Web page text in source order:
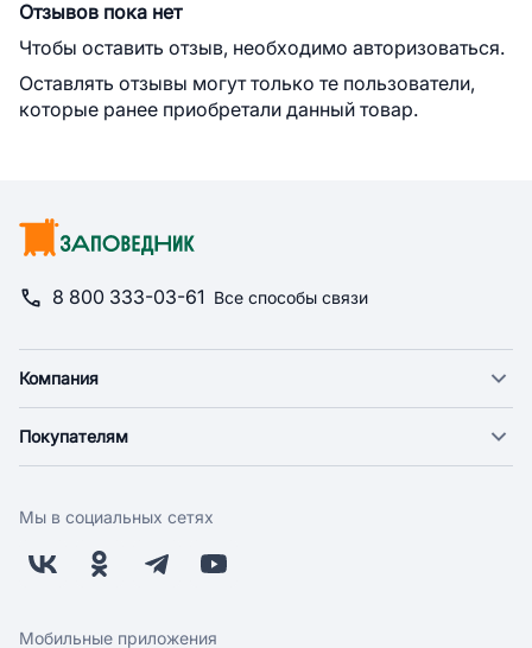
Отзывов пока нет
Чтобы оставить отзыв, необходимо авторизоваться.
Оставлять отзывы могут только те пользователи,
которые ранее приобретали данный товар.
8 800 333-03-61 Все способы связи
Компания
Новости
Поставщикам
Заводчикам
Обратная связь
Покупателям
Оплата
Бонусная программа
Скидки и акции
Мы в социальных сетях
Мобильные приложения